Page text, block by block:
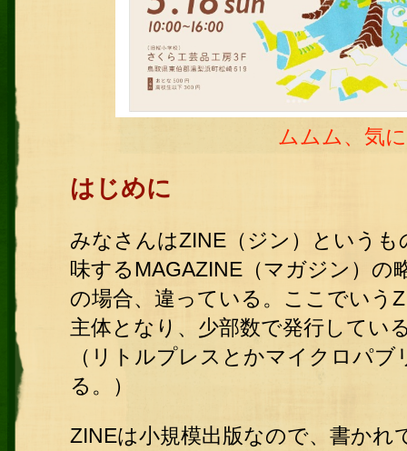
ムムム、気
はじめに
みなさんはZINE（ジン）という
味するMAGAZINE（マガジン）の
の場合、違っている。ここでいう
主体となり、少部数で発行してい
（リトルプレスとかマイクロパ
る。）
ZINEは小規模出版なので、書かれ